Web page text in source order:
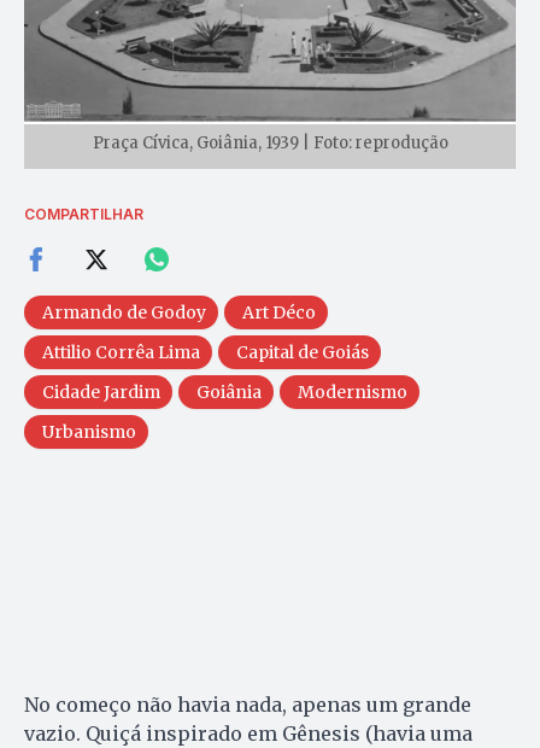
Praça Cívica, Goiânia, 1939 | Foto: reprodução
COMPARTILHAR
Armando de Godoy
Art Déco
Attilio Corrêa Lima
Capital de Goiás
Cidade Jardim
Goiânia
Modernismo
Urbanismo
No começo não havia nada, apenas um grande
vazio. Quiçá inspirado em Gênesis (havia uma